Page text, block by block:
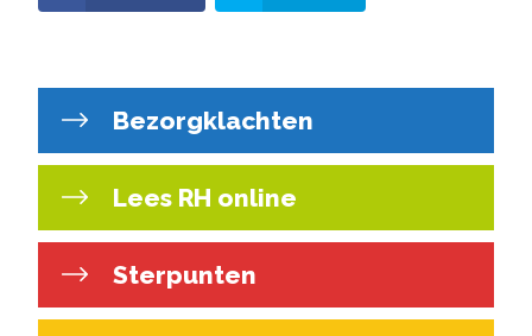
Bezorgklachten
Lees RH online
Sterpunten